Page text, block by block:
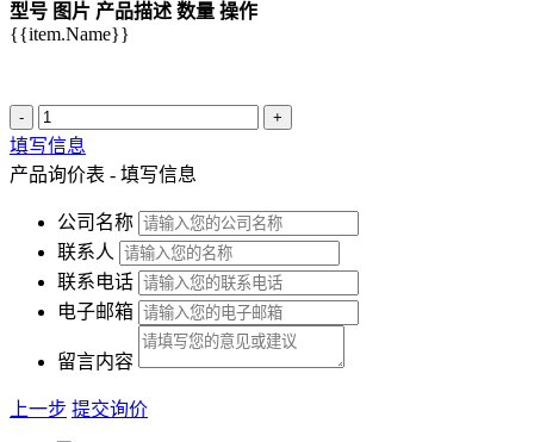
型号 图片 产品描述 数量 操作
{{item.Name}}
- +
填写信息
产品询价表 - 填写信息
公司名称
联系人
联系电话
电子邮箱
留言内容
上一步 提交询价